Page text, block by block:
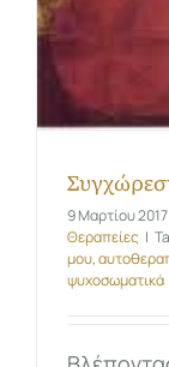
9 Μαρτίου 2017
Θεραπείες |
μου,
ψυχοσωματικά